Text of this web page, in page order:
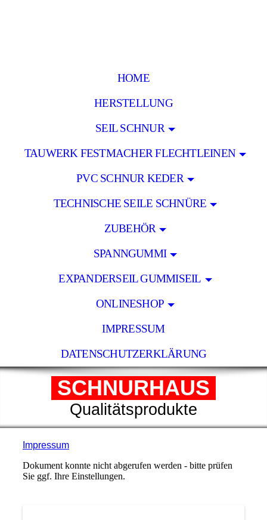
HOME
HERSTELLUNG
SEIL SCHNUR
TAUWERK FESTMACHER FLECHTLEINEN
PVC SCHNUR KEDER
TECHNISCHE SEILE SCHNÜRE
ZUBEHÖR
SPANNGUMMI
EXPANDERSEIL GUMMISEIL
ONLINESHOP
IMPRESSUM
DATENSCHUTZERKLÄRUNG
SCHNURHAUS
Qualitätsprodukte
Impressum
Dokument konnte nicht abgerufen werden - bitte prüfen
Sie ggf. Ihre Einstellungen.